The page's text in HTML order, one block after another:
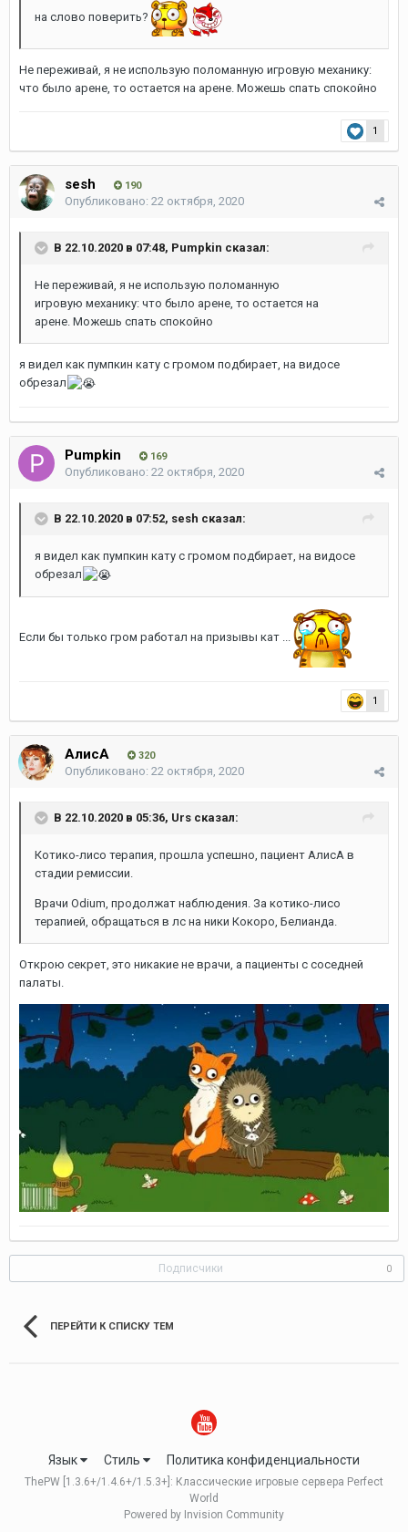
на слово поверить?
Не переживай, я не использую поломанную игровую механику:
что было арене, то остается на арене. Можешь спать спокойно
1
sesh 190
Опубликовано: 22 октября, 2020
В 22.10.2020 в 07:48, Pumpkin сказал:
Не переживай, я не использую поломанную
игровую механику: что было арене, то остается на
арене. Можешь спать спокойно
я видел как пумпкин кату с громом подбирает, на видосе
обрезал
Pumpkin 169
Опубликовано: 22 октября, 2020
В 22.10.2020 в 07:52, sesh сказал:
я видел как пумпкин кату с громом подбирает, на видосе
обрезал
Если бы только гром работал на призывы кат ...
1
АлисА 320
Опубликовано: 22 октября, 2020
В 22.10.2020 в 05:36, Urs сказал:
Котико-лисо терапия, прошла успешно, пациент АлисА в
стадии ремиссии.
Врачи Odium, продолжат наблюдения. За котико-лисо
терапией, обращаться в лс на ники Кокоро, Белианда.
Открою секрет, это никакие не врачи, а пациенты с соседней
палаты.
Подписчики 0
ПЕРЕЙТИ К СПИСКУ ТЕМ
Язык Стиль Политика конфиденциальности
ThePW [1.3.6+/1.4.6+/1.5.3+]: Классические игровые сервера Perfect
World
Powered by Invision Community